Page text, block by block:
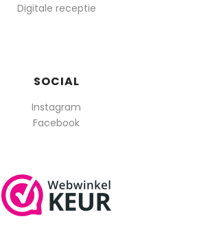
Digitale receptie
SOCIAL
Instagram
Facebook